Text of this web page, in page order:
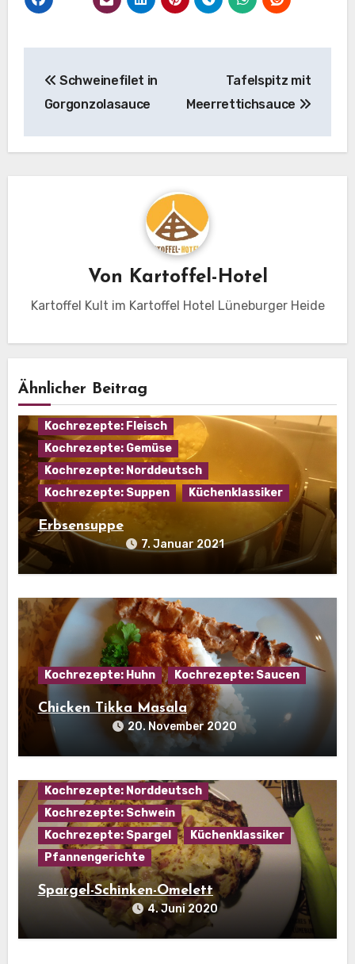
Schweinefilet in
Gorgonzolasauce
Tafelspitz mit
Meerrettichsauce
Von Kartoffel-Hotel
Kartoffel Kult im Kartoffel Hotel Lüneburger Heide
Ähnlicher Beitrag
Eintopf
Hausmannskost
Kochrezepte: Fleisch
Kochrezepte: Gemüse
Kochrezepte: Norddeutsch
Kochrezepte: Suppen
Küchenklassiker
Erbsensuppe
7. Januar 2021
Kochrezepte: Huhn Kochrezepte: Saucen
Chicken Tikka Masala
20. November 2020
Hausmannskost
Kochrezepte: Eier
Kochrezepte: Norddeutsch
Kochrezepte: Schwein
Kochrezepte: Spargel
Küchenklassiker
Pfannengerichte
Spargel-Schinken-Omelett
4. Juni 2020